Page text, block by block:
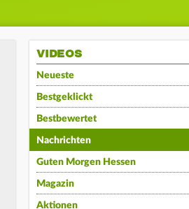
VIDEOS
Neueste
Bestgeklickt
Bestbewertet
Nachrichten
Guten Morgen Hessen
Magazin
Aktionen